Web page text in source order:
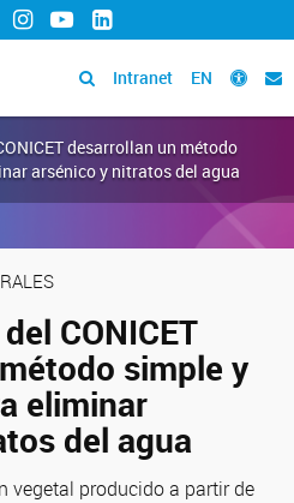
Instagram
YouTubeLinkedIn
Intranet EN
desarrollan un método
arsénico y nitratos del agua
CONICET
simple y
eliminar
del agua
vegetal producido a partir de